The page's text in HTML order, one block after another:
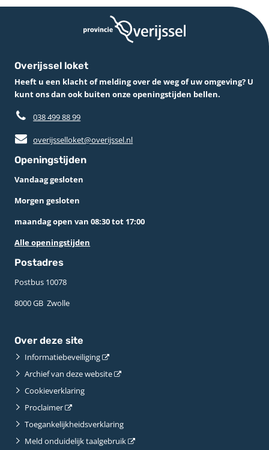
Overijssel loket
Heeft u een klacht of melding over de weg of uw omgeving? U
kunt ons dan ook buiten onze openingstijden bellen.
038 499 88 99
overijsselloket@overijssel.nl
Openingstijden
Vandaag gesloten
Morgen gesloten
maandag open van 08:30 tot 17:00
Alle openingstijden
Postadres
Postbus 10078 ­
8000 GB ­ Zwolle
Over deze site
Informatiebeveiliging
Archief van deze website
Cookieverklaring
Proclaimer
Toegankelijkheidsverklaring
Meld onduidelijk taalgebruik